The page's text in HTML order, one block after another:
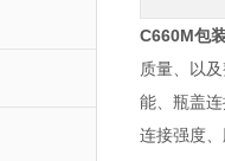
C660M包
质量、以
能、瓶盖
连接强度